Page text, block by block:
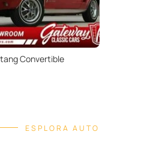
Convertible
ESPLORA AUTO